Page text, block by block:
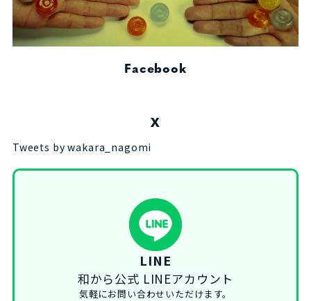
Facebook
X
Tweets by wakara_nagomi
LINE
和から公式 LINEアカウント
気軽にお問い合わせいただけます。